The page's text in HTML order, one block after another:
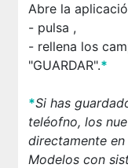
Abre la
- pulsa ,
- rellena los
"GUARDAR".*
*Si has
teléofno, los
directamente
Modelos con